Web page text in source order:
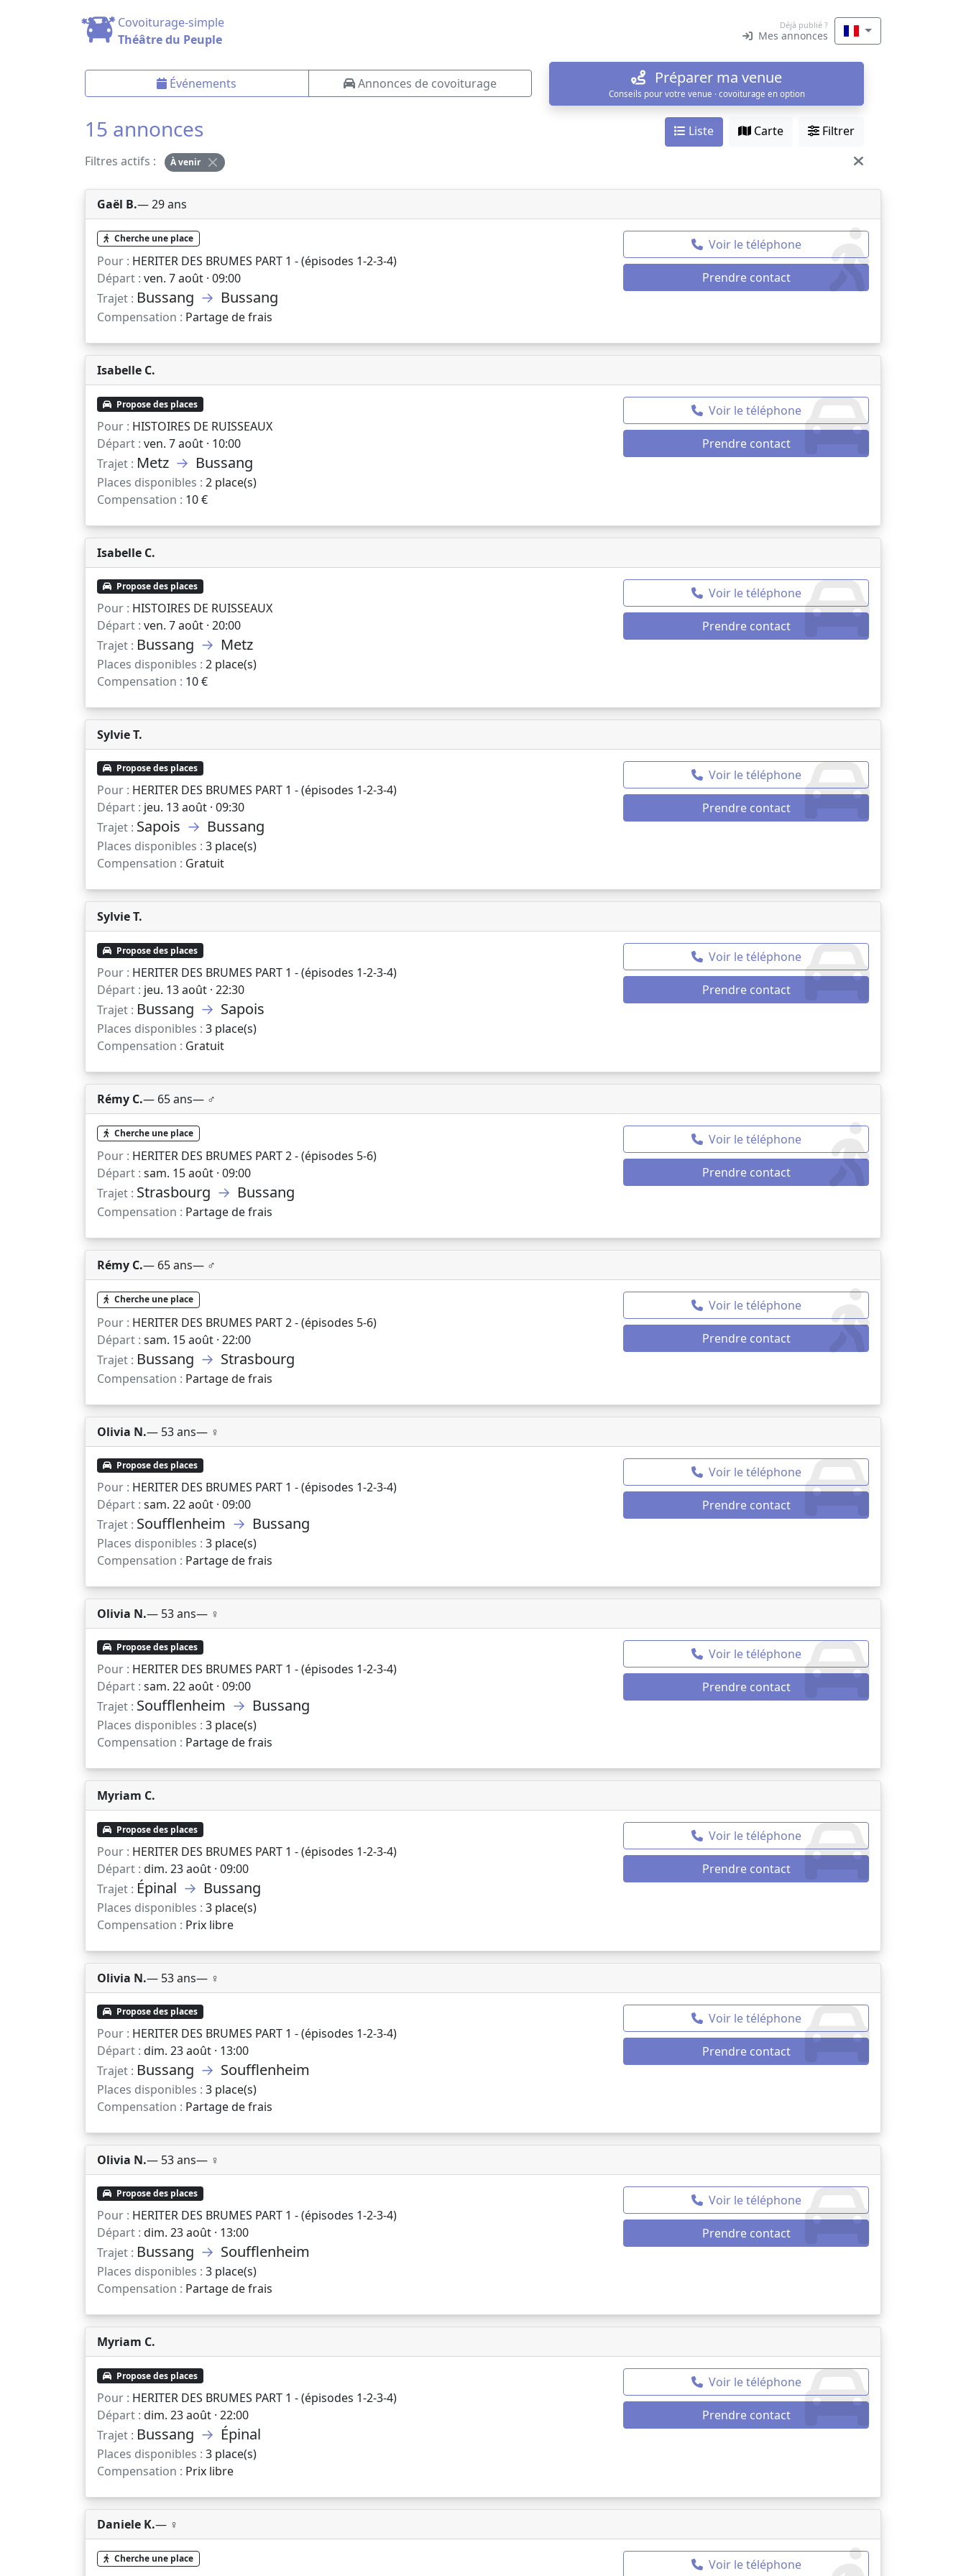
Covoiturage-simple
Théâtre du Peuple
Déjà publié ?
Mes annonces
Événements Annonces de covoiturage Préparer ma venue
Conseils pour votre venue · covoiturage en option
15 annonces Liste Carte
Filtrer
Filtres actifs :
À venir
Gaël B.— 29 ans
Cherche une place
Pour : HERITER DES BRUMES PART 1 - (épisodes 1-2-3-4)
Départ : ven. 7 août · 09:00
Trajet : Bussang → Bussang
Compensation : Partage de frais
Voir le téléphone
Prendre contact
Isabelle C.
Propose des places
Pour : HISTOIRES DE RUISSEAUX
Départ : ven. 7 août · 10:00
Trajet : Metz → Bussang
Places disponibles : 2 place(s)
Compensation : 10 €
Voir le téléphone
Prendre contact
Isabelle C.
Propose des places
Pour : HISTOIRES DE RUISSEAUX
Départ : ven. 7 août · 20:00
Trajet : Bussang → Metz
Places disponibles : 2 place(s)
Compensation : 10 €
Voir le téléphone
Prendre contact
Sylvie T.
Propose des places
Pour : HERITER DES BRUMES PART 1 - (épisodes 1-2-3-4)
Départ : jeu. 13 août · 09:30
Trajet : Sapois → Bussang
Places disponibles : 3 place(s)
Compensation : Gratuit
Voir le téléphone
Prendre contact
Sylvie T.
Propose des places
Pour : HERITER DES BRUMES PART 1 - (épisodes 1-2-3-4)
Départ : jeu. 13 août · 22:30
Trajet : Bussang → Sapois
Places disponibles : 3 place(s)
Compensation : Gratuit
Voir le téléphone
Prendre contact
Rémy C.— 65 ans— ♂️
Cherche une place
Pour : HERITER DES BRUMES PART 2 - (épisodes 5-6)
Départ : sam. 15 août · 09:00
Trajet : Strasbourg → Bussang
Compensation : Partage de frais
Voir le téléphone
Prendre contact
Rémy C.— 65 ans— ♂️
Cherche une place
Pour : HERITER DES BRUMES PART 2 - (épisodes 5-6)
Départ : sam. 15 août · 22:00
Trajet : Bussang → Strasbourg
Compensation : Partage de frais
Voir le téléphone
Prendre contact
Olivia N.— 53 ans— ♀️
Propose des places
Pour : HERITER DES BRUMES PART 1 - (épisodes 1-2-3-4)
Départ : sam. 22 août · 09:00
Trajet : Soufflenheim → Bussang
Places disponibles : 3 place(s)
Compensation : Partage de frais
Voir le téléphone
Prendre contact
Olivia N.— 53 ans— ♀️
Propose des places
Pour : HERITER DES BRUMES PART 1 - (épisodes 1-2-3-4)
Départ : sam. 22 août · 09:00
Trajet : Soufflenheim → Bussang
Places disponibles : 3 place(s)
Compensation : Partage de frais
Voir le téléphone
Prendre contact
Myriam C.
Propose des places
Pour : HERITER DES BRUMES PART 1 - (épisodes 1-2-3-4)
Départ : dim. 23 août · 09:00
Trajet : Épinal → Bussang
Places disponibles : 3 place(s)
Compensation : Prix libre
Voir le téléphone
Prendre contact
Olivia N.— 53 ans— ♀️
Propose des places
Pour : HERITER DES BRUMES PART 1 - (épisodes 1-2-3-4)
Départ : dim. 23 août · 13:00
Trajet : Bussang → Soufflenheim
Places disponibles : 3 place(s)
Compensation : Partage de frais
Voir le téléphone
Prendre contact
Olivia N.— 53 ans— ♀️
Propose des places
Pour : HERITER DES BRUMES PART 1 - (épisodes 1-2-3-4)
Départ : dim. 23 août · 13:00
Trajet : Bussang → Soufflenheim
Places disponibles : 3 place(s)
Compensation : Partage de frais
Voir le téléphone
Prendre contact
Myriam C.
Propose des places
Pour : HERITER DES BRUMES PART 1 - (épisodes 1-2-3-4)
Départ : dim. 23 août · 22:00
Trajet : Bussang → Épinal
Places disponibles : 3 place(s)
Compensation : Prix libre
Voir le téléphone
Prendre contact
Daniele K.— ♀️
Cherche une place Voir le téléphone